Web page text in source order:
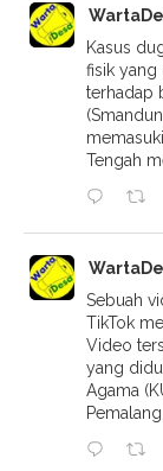
Kasus
fisik yang
terhadap
Tengah
Sebuah
TikTok
Video
yang
Agama